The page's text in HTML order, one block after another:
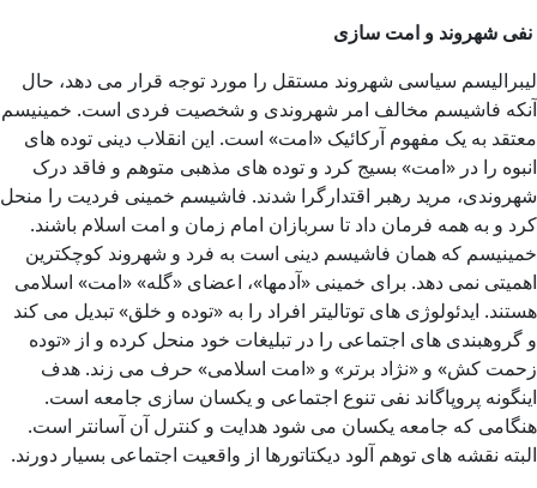
نفی شهروند و امت سازی
لیبرالیسم سیاسی شهروند مستقل را مورد توجه قرار می دهد، حال
آنکه فاشیسم مخالف امر شهروندی و شخصیت فردی است. خمینیسم
معتقد به یک مفهوم آرکائیک «امت» است. این انقلاب دینی توده های
انبوه را در «امت» بسیج کرد و توده های مذهبی متوهم و فاقد درک
شهروندی، مرید رهبر اقتدارگرا شدند. فاشیسم خمینی فردیت را منحل
کرد و به همه فرمان داد تا سربازان امام زمان و امت اسلام باشند.
خمینیسم که همان فاشیسم دینی است به فرد و شهروند کوچکترین
اهمیتی نمی دهد. برای خمینی «آدمها»، اعضای «گله» «امت» اسلامی
هستند. ایدئولوژی های توتالیتر افراد را به «توده و خلق» تبدیل می کند
و گروهبندی های اجتماعی را در تبلیغات خود منحل کرده و از «توده
زحمت کش» و «نژاد برتر» و «امت اسلامی» حرف می زند. هدف
اینگونه پروپاگاند نفی تنوع اجتماعی و یکسان سازی جامعه است.
هنگامی که جامعه یکسان می شود هدایت و کنترل آن آسانتر است.
البته نقشه های توهم آلود دیکتاتورها از واقعیت اجتماعی بسیار دورند.